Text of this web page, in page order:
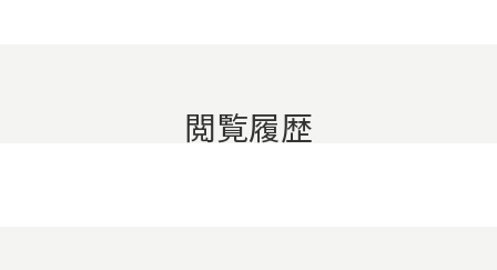
閲覧履歴